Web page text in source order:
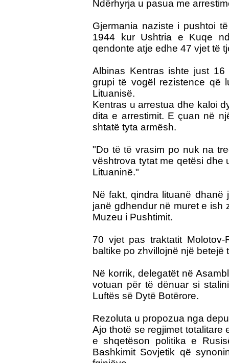
Ndërhyrja u pasua me
Gjermania naziste i pushtoi
1944 kur Ushtria e Kuqe
qendonte atje edhe 47 vjet të
Albinas Kentras ishte just
grupi të vogël rezistence që
Lituanisë.
Kentras u arrestua dhe kaloi
dita e arrestimit. E çuan në
shtatë tyta armësh.
"Do të të vrasim po nuk na
vështrova tytat me qetësi dhe
Lituaninë."
Në fakt, qindra lituanë
janë gdhendur në muret e ish
Muzeu i Pushtimit.
70 vjet pas traktatit
baltike po zhvillojnë një betejë
Në korrik, delegatët në
votuan për të dënuar si
Luftës së Dytë Botërore.
Rezoluta u propozua nga
Ajo thotë se regjimet totalitare
e shqetëson politika e
Bashkimit Sovjetik që